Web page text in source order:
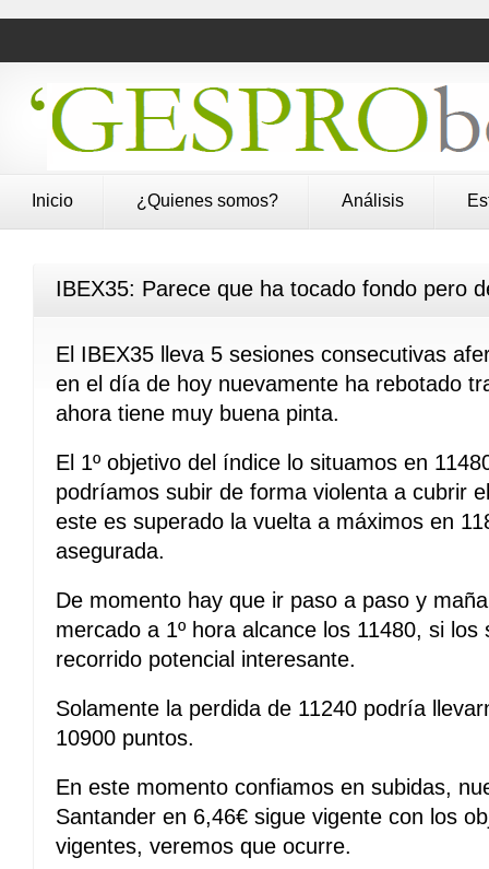
Inicio ¿Quienes somos? Análisis
IBEX35: Parece que ha tocado fondo pero
El IBEX35 lleva 5 sesiones consecutivas
en el día de hoy nuevamente ha rebotado
ahora tiene muy buena pinta.
El 1º objetivo del índice lo situamos en
podríamos subir de forma violenta a cubrir
este es superado la vuelta a máximos en
asegurada.
De momento hay que ir paso a paso y
mercado a 1º hora alcance los 11480, si
recorrido potencial interesante.
Solamente la perdida de 11240 podría
10900 puntos.
En este momento confiamos en subidas,
Santander en 6,46€ sigue vigente con los
vigentes, veremos que ocurre.